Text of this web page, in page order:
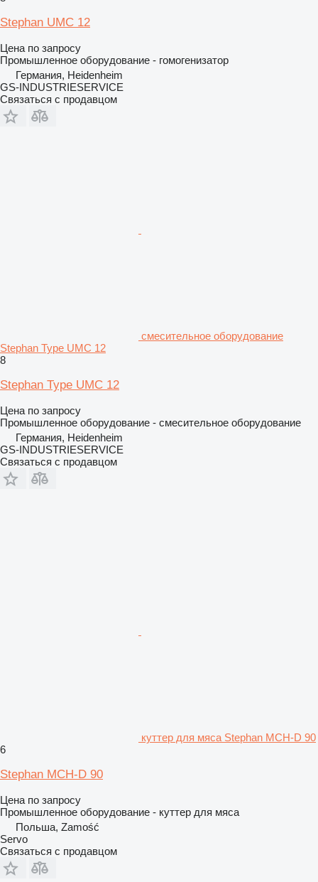
Stephan UMC 12
Цена по запросу
Промышленное оборудование - гомогенизатор
Германия, Heidenheim
GS-INDUSTRIESERVICE
Связаться с продавцом
смесительное оборудование
Stephan Type UMC 12
8
Stephan Type UMC 12
Цена по запросу
Промышленное оборудование - смесительное оборудование
Германия, Heidenheim
GS-INDUSTRIESERVICE
Связаться с продавцом
куттер для мяса Stephan MCH-D 90
6
Stephan MCH-D 90
Цена по запросу
Промышленное оборудование - куттер для мяса
Польша, Zamość
Servo
Связаться с продавцом